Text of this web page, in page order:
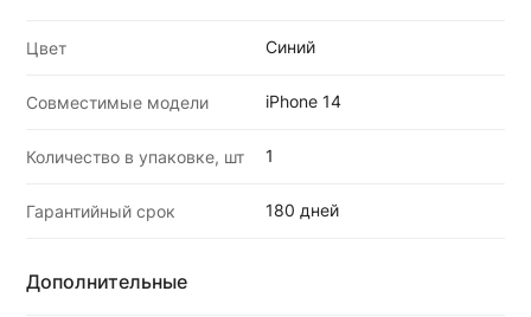
Цвет Синий
Совместимые модели iPhone 14
Количество в упаковке, шт 1
Гарантийный срок 180 дней
Дополнительные